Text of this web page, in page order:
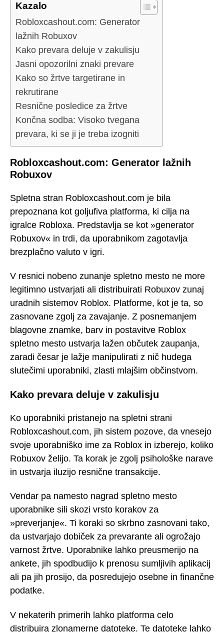
Kazalo
Robloxcashout.com: Generator
lažnih Robuxov
Kako prevara deluje v zakulisju
Jasni opozorilni znaki prevare
Kako so žrtve targetirane in
rekrutirane
Resnične posledice za žrtve
Končna sodba: Visoko tvegana
prevara, ki se ji je treba izogniti
Robloxcashout.com: Generator lažnih
Robuxov
Spletna stran Robloxcashout.com je bila
prepoznana kot goljufiva platforma, ki cilja na
igralce Robloxa. Predstavlja se kot »generator
Robuxov« in trdi, da uporabnikom zagotavlja
brezplačno valuto v igri.
V resnici nobeno zunanje spletno mesto ne more
legitimno ustvarjati ali distribuirati Robuxov zunaj
uradnih sistemov Roblox. Platforme, kot je ta, so
zasnovane zgolj za zavajanje. Z posnemanjem
blagovne znamke, barv in postavitve Roblox
spletno mesto ustvarja lažen občutek zaupanja,
zaradi česar je lažje manipulirati z nič hudega
slutečimi uporabniki, zlasti mlajšim občinstvom.
Kako prevara deluje v zakulisju
Ko uporabniki pristanejo na spletni strani
Robloxcashout.com, jih sistem pozove, da vnesejo
svoje uporabniško ime za Roblox in izberejo, koliko
Robuxov želijo. Ta korak je zgolj psihološke narave
in ustvarja iluzijo resnične transakcije.
Vendar pa namesto nagrad spletno mesto
uporabnike sili skozi vrsto korakov za
»preverjanje«. Ti koraki so skrbno zasnovani tako,
da ustvarjajo dobiček za prevarante ali ogrožajo
varnost žrtve. Uporabnike lahko preusmerijo na
ankete, jih spodbudijo k prenosu sumljivih aplikacij
ali pa jih prosijo, da posredujejo osebne in finančne
podatke.
V nekaterih primerih lahko platforma celo
distribuira zlonamerne datoteke. Te datoteke lahko